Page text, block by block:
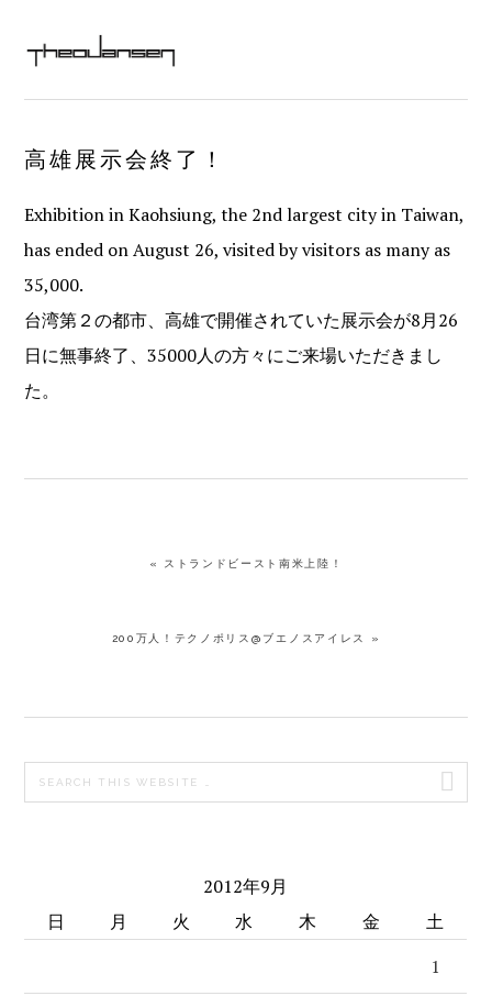
navigation
sidebar
MAIN
NAVIGATION
高雄展示会終了！
Exhibition in Kaohsiung, the 2nd largest city in Taiwan,
has ended on August 26, visited by visitors as many as
35,000.
台湾第２の都市、高雄で開催されていた展示会が8月26
日に無事終了、35000人の方々にご来場いただきまし
た。
« ストランドビースト南米上陸！
200万人！テクノポリス@ブエノスアイレス »
PRIMARY
SIDEBAR
Search
this
2012年9月
日
月 火 水 木 金
土
1